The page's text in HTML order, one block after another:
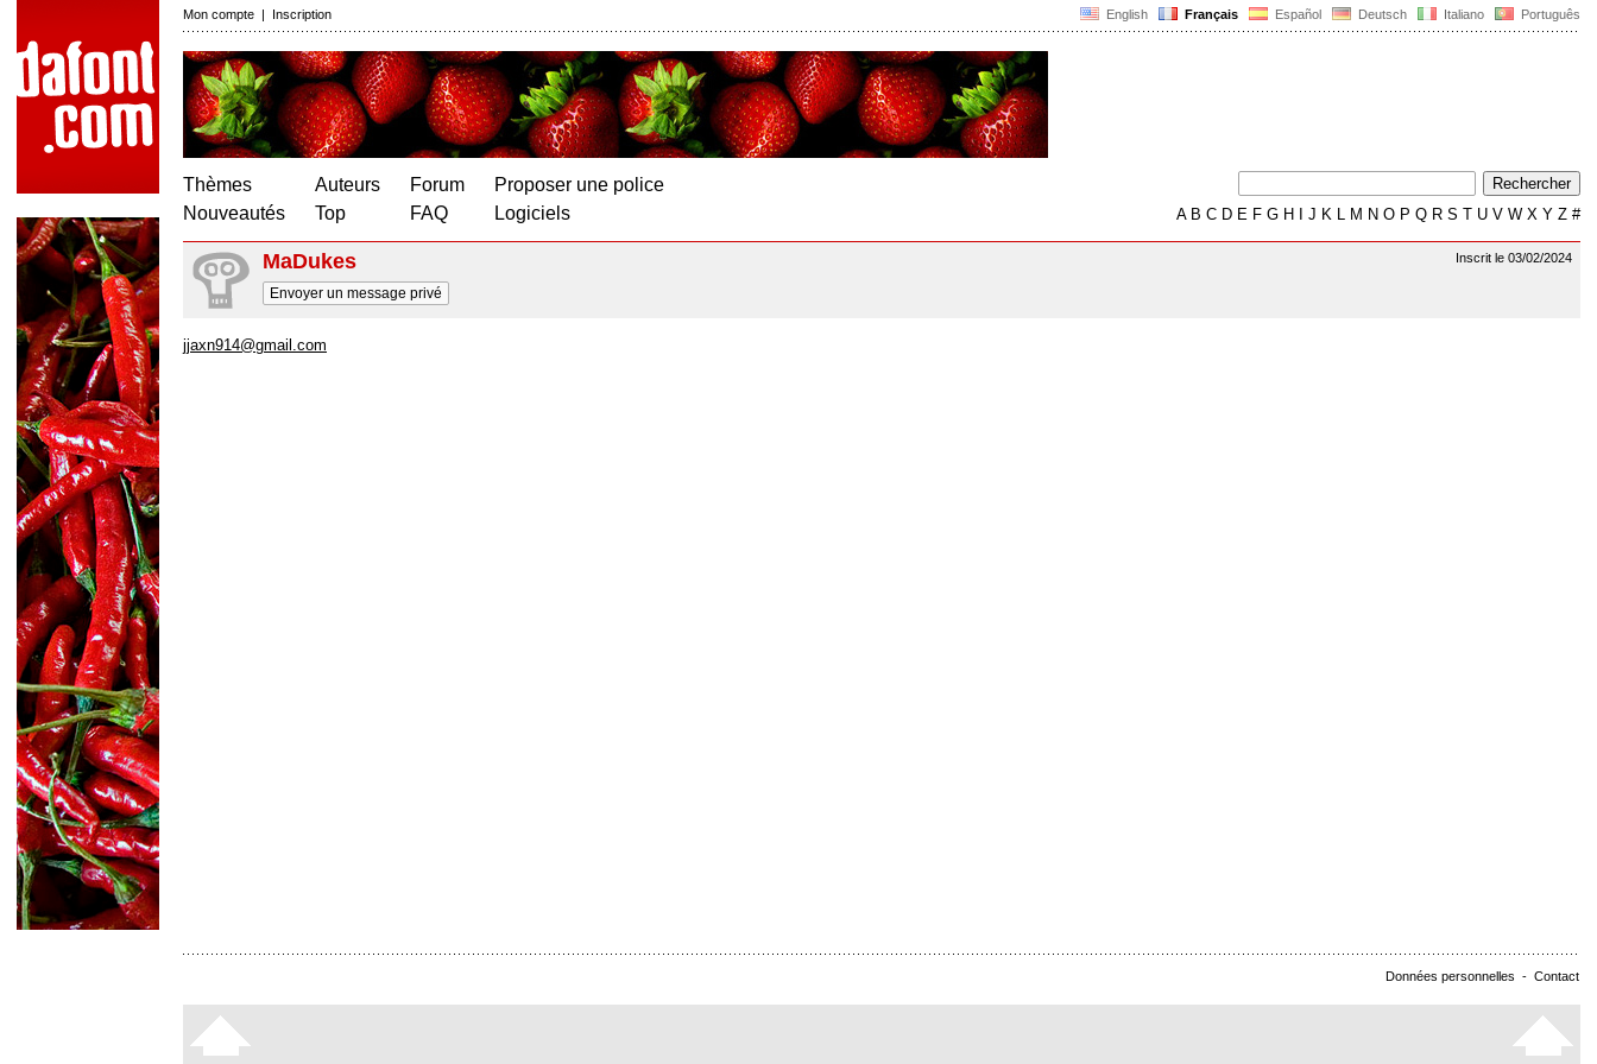
English Français Español Deutsch Italiano Português
Mon compte | Inscription
Thèmes
Nouveautés
Auteurs
Top
Forum
FAQ
Proposer une police
Logiciels
AB C D E F G H J K L M N O P Q R S T U V W X Y Z #
Inscrit le 03/02/2024
MaDukes
Envoyer un message privé
jjaxn914@gmail.com
Données personnelles - Contact